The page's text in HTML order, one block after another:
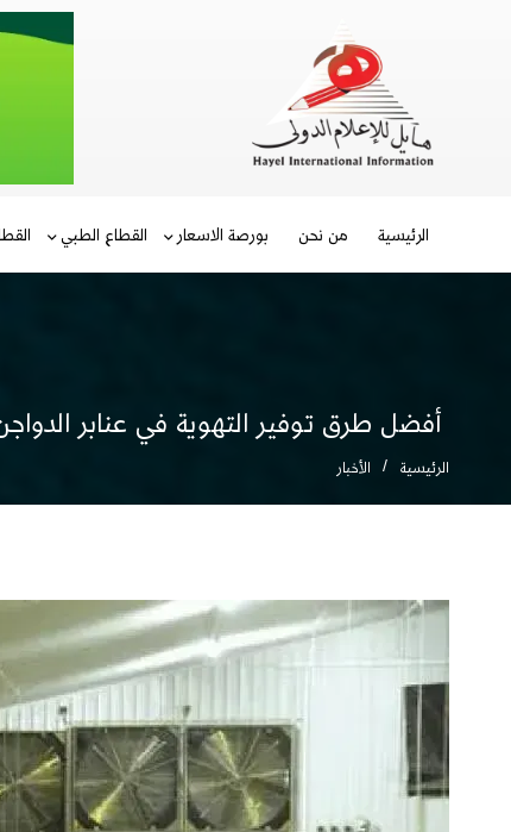
الرئيسية من نحن بورصة الاسعار القطاع الطبي
أفضل طرق توفير التهوية في عنابر
الرئيسية الأخبار